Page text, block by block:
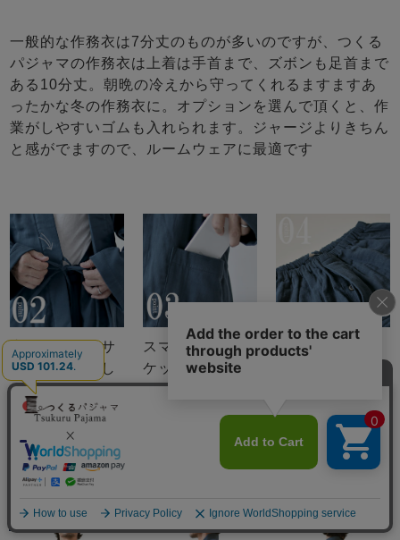
メニュー
一般的な作務衣は7分丈のものが多いのですが、つくる
パジャマの作務衣は上着は手首まで、ズボンも足首まで
ある10分丈。朝晩の冷えから守ってくれるますますあ
ったかな冬の作務衣に。オプションを選んで頂くと、作
業がしやすいゴムも入れられます。ジャージよりきちん
と感がでますので、ルームウェアに最適です
内紐で身幅のサ
イズ感を調節し
てください
スマホも入るポ
ケットつき
公共の場所にも
（社会の窓）つ